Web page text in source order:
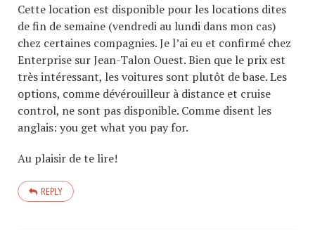
Cette location est disponible pour les locations dites
de fin de semaine (vendredi au lundi dans mon cas)
chez certaines compagnies. Je l’ai eu et confirmé chez
Enterprise sur Jean-Talon Ouest. Bien que le prix est
très intéressant, les voitures sont plutôt de base. Les
options, comme dévérouilleur à distance et cruise
control, ne sont pas disponible. Comme disent les
anglais: you get what you pay for.
Au plaisir de te lire!
REPLY